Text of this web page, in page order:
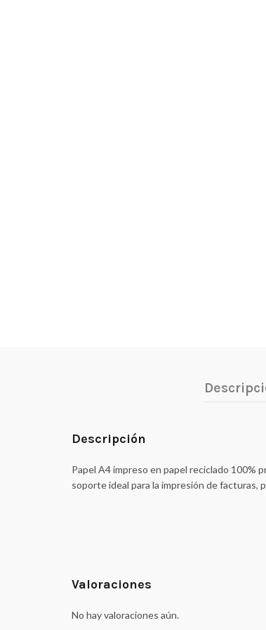
Descripción
Papel A4 impreso en papel reciclado 100%
soporte ideal para la impresión de facturas,
Valoraciones
No hay valoraciones aún.